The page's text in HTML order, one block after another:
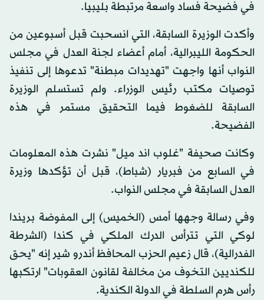
في فضيحة فساد واسعة مرتبطة بليبيا.
وأكدت الوزيرة السابقة، التي انسحبت قبل أسبوعين من
الحكومة الليبرالية، أمام أعضاء لجنة العدل في مجلس
النواب أنها واجهت "تهديدات مبطنة" تدعوها إلى تنفيذ
توصيات مكتب رئيس الوزراء. ولم تستسلم الوزيرة
السابقة للضغوط فيما التحقيق مستمر في هذه
الفضيحة.
وكانت صحيفة "غلوب اند ميل" نشرت هذه المعلومات
في السابع من فبريار (شباط)، قبل أن تؤكدها وزيرة
العدل السابقة في مجلس النواب.
وفي رسالة وجهها أمس (الخميس) إلى المفوضة بريندا
لوكي التي تترأس الدرك الملكي في كندا (الشرطة
الفدرالية)، قال زعيم الحزب المحافظ أندرو شير إنه "يحق
للكنديين التخوف من مخالفة لقانون العقوبات" ارتكبها
رأس هرم السلطة في الدولة الكندية.